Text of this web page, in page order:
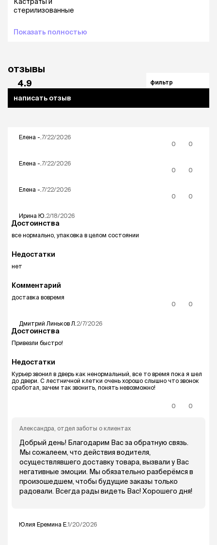
стерилизованные
Показать полностью
отзывы
4.9 фильтр
написать отзыв
Елена -. 7/22/2026
0
0
Елена -. 7/22/2026
0
0
Елена -. 7/22/2026
0
0
Иринa Ю. 2/18/2026
Достоинства
все нормально, упаковка в целом состоянии
Недостатки
нет
Комментарий
доставка вовремя
0
0
Дмитрий Линьков Л. 2/7/2026
Достоинства
Привезли быстро!
Недостатки
Курьер звонил в дверь как ненормальный, все то время пока я шел
до двери. С лестничной клетки очень хорошо слышно что звонок
сработал, зачем так звонить, понять невозможно!
0 0
Александра , отдел заботы о клиентах
Добрый день! Благодарим Вас за обратную связь.
Мы сожалеем, что действия водителя,
осуществлявшего доставку товара, вызвали у Вас
негативные эмоции. Мы обязательно разберёмся в
произошедшем, чтобы будущие заказы только
радовали. Всегда рады видеть Вас! Хорошего дня!
Юлия Еремина Е.1/20/2026